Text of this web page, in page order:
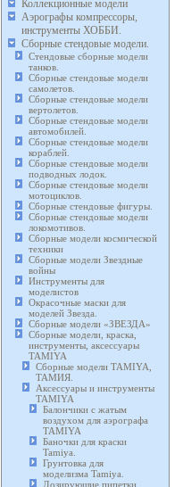
Коллекционные модели
Аэрографы компрессоры,
инструменты ХОББИ.
Сборные стендовые модели.
Стендовые сборные модели
танков.
Сборные стендовые модели
самолетов.
Сборные стендовые модели
вертолетов.
Сборные стендовые модели
автомобилей.
Сборные стендовые модели
кораблей.
Сборные стендовые модели
подводных лодок.
Сборные стендовые модели
мотоциклов.
Сборные стендовые фигуры.
Сборные стендовые модели
локомотивов.
Сборные модели космической
техники
Сборные модели Звездные
войны
Инструменты для
моделистов
Окрасочные маски для
моделей Звезда.
Сборные модели «ЗВЕЗДА»
Сборные модели, краска,
инструменты, аксессуары
TAMIYA
Сборные модели TAMIYA,
ТАМИЯ.
Аксессуары и инструменты
TAMIYA
Балончики с жатым
воздухом для аэрографа
TAMIYA
Баночки для краски
Tamiya.
Грунтовка для
моделизма Tamiya.
Дозирующие пипетки